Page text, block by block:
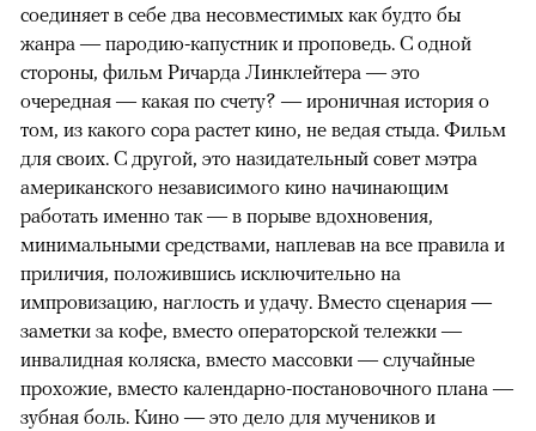
соединяет в себе два несовместимых как будто бы
жанра — пародию-капустник и проповедь. С одной
стороны, фильм Ричарда Линклейтера — это
очередная — какая по счету? — ироничная история о
том, из какого сора растет кино, не ведая стыда. Фильм
для своих. С другой, это назидательный совет мэтра
американского независимого кино начинающим
работать именно так — в порыве вдохновения,
минимальными средствами, наплевав на все правила и
приличия, положившись исключительно на
импровизацию, наглость и удачу. Вместо сценария —
заметки за кофе, вместо операторской тележки —
инвалидная коляска, вместо массовки — случайные
прохожие, вместо календарно-постановочного плана —
зубная боль. Кино — это дело для мучеников и